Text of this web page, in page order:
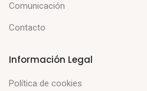
Comunicación
Contacto
Información Legal
Política de cookies